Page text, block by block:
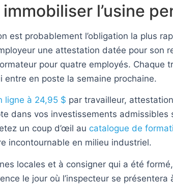
l’usine
est probablement l’obligation la plus
une attestation datée pour son
pour quatre employés. Chaque
en poste la semaine prochaine.
ligne à 24,95 $ par travailleur,
dans vos investissements
un coup d’œil au catalogue de
incontournable en milieu industriel.
locales et à consigner qui a été
le jour où l’inspecteur se présentera